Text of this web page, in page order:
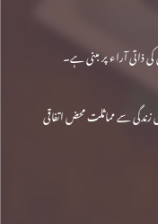
ذاتی آراء پر مبنی ہے۔
سے مماثلت محض اتفاقی